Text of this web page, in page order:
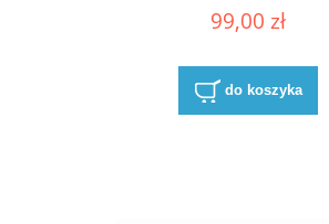
99,00 zł
do koszyka